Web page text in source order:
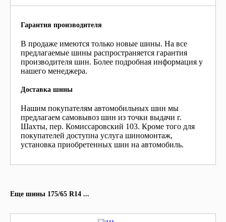
Гарантия производителя
В продаже имеются только новые шины. На все
предлагаемые шины распространяется гарантия
производителя шин. Более подробная информация у
нашего менеджера.
Доставка шины
Нашим покупателям автомобильных шин мы
предлагаем самовывоз шин из точки выдачи г.
Шахты, пер. Комиссаровский 103. Кроме того для
покупателей доступна услуга шиномонтаж,
установка приобретенных шин на автомобиль.
Еще шины 175/65 R14 ...